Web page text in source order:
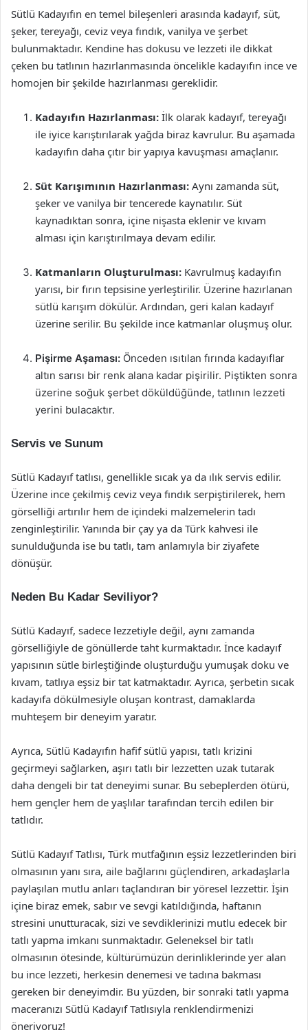
Sütlü Kadayıfın en temel bileşenleri arasında kadayıf, süt,
şeker, tereyağı, ceviz veya fındık, vanilya ve şerbet
bulunmaktadır. Kendine has dokusu ve lezzeti ile dikkat
çeken bu tatlının hazırlanmasında öncelikle kadayıfın ince ve
homojen bir şekilde hazırlanması gereklidir.
Kadayıfın Hazırlanması: İlk olarak kadayıf, tereyağı
ile iyice karıştırılarak yağda biraz kavrulur. Bu aşamada
kadayıfın daha çıtır bir yapıya kavuşması amaçlanır.
Süt Karışımının Hazırlanması: Aynı zamanda süt,
şeker ve vanilya bir tencerede kaynatılır. Süt
kaynadıktan sonra, içine nişasta eklenir ve kıvam
alması için karıştırılmaya devam edilir.
Katmanların Oluşturulması: Kavrulmuş kadayıfın
yarısı, bir fırın tepsisine yerleştirilir. Üzerine hazırlanan
sütlü karışım dökülür. Ardından, geri kalan kadayıf
üzerine serilir. Bu şekilde ince katmanlar oluşmuş olur.
Pişirme Aşaması: Önceden ısıtılan fırında kadayıflar
altın sarısı bir renk alana kadar pişirilir. Piştikten sonra
üzerine soğuk şerbet döküldüğünde, tatlının lezzeti
yerini bulacaktır.
Servis ve Sunum
Sütlü Kadayıf tatlısı, genellikle sıcak ya da ılık servis edilir.
Üzerine ince çekilmiş ceviz veya fındık serpiştirilerek, hem
görselliği artırılır hem de içindeki malzemelerin tadı
zenginleştirilir. Yanında bir çay ya da Türk kahvesi ile
sunulduğunda ise bu tatlı, tam anlamıyla bir ziyafete
dönüşür.
Neden Bu Kadar Seviliyor?
Sütlü Kadayıf, sadece lezzetiyle değil, aynı zamanda
görselliğiyle de gönüllerde taht kurmaktadır. İnce kadayıf
yapısının sütle birleştiğinde oluşturduğu yumuşak doku ve
kıvam, tatlıya eşsiz bir tat katmaktadır. Ayrıca, şerbetin sıcak
kadayıfa dökülmesiyle oluşan kontrast, damaklarda
muhteşem bir deneyim yaratır.
Ayrıca, Sütlü Kadayıfın hafif sütlü yapısı, tatlı krizini
geçirmeyi sağlarken, aşırı tatlı bir lezzetten uzak tutarak
daha dengeli bir tat deneyimi sunar. Bu sebeplerden ötürü,
hem gençler hem de yaşlılar tarafından tercih edilen bir
tatlıdır.
Sütlü Kadayıf Tatlısı, Türk mutfağının eşsiz lezzetlerinden biri
olmasının yanı sıra, aile bağlarını güçlendiren, arkadaşlarla
paylaşılan mutlu anları taçlandıran bir yöresel lezzettir. İşin
içine biraz emek, sabır ve sevgi katıldığında, haftanın
stresini unutturacak, sizi ve sevdiklerinizi mutlu edecek bir
tatlı yapma imkanı sunmaktadır. Geleneksel bir tatlı
olmasının ötesinde, kültürümüzün derinliklerinde yer alan
bu ince lezzeti, herkesin denemesi ve tadına bakması
gereken bir deneyimdir. Bu yüzden, bir sonraki tatlı yapma
maceranızı Sütlü Kadayıf Tatlısıyla renklendirmenizi
öneriyoruz!